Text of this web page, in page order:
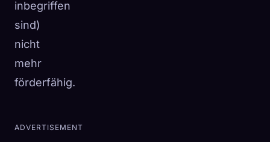
inbegriffen
sind)
nicht
mehr
förderfähig.
ADVERTISEMENT